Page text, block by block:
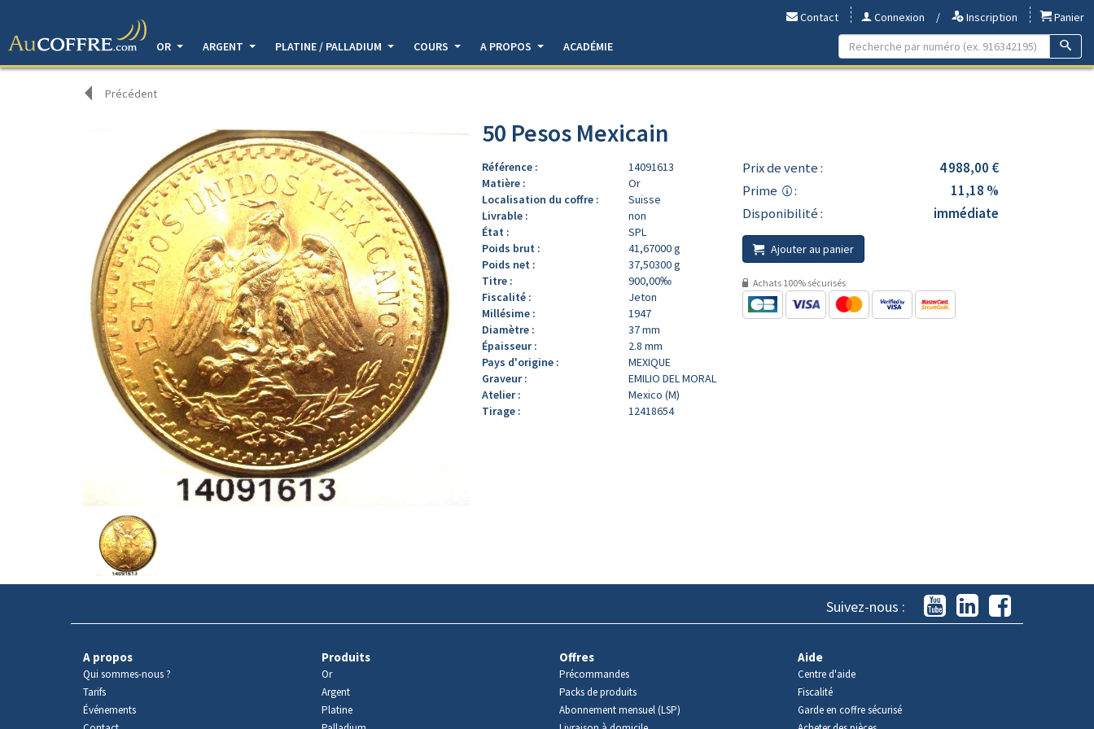
Contact Connexion / Inscription
Panier
OR
ARGENT PLATINE / PALLADIUM COURS A PROPOS ACADÉMIE
Précédent
produit
50 Pesos Mexicain
Référence :
14091613
Matière :
Or
Localisation du coffre :
Suisse
Livrable :
non
État :
SPL
Poids brut :
41,67000 g
Poids net :
37,50300 g
Titre :
900,00‰
Fiscalité :
Jeton
Millésime :
1947
Diamètre :
37 mm
Épaisseur :
2.8 mm
Pays d'origine :
MEXIQUE
Graveur :
EMILIO DEL MORAL
Atelier :
Mexico (M)
Tirage :
12418654
Prix de vente :
4 988,00 €
Prime
:
11,18 %
Disponibilité :
immédiate
Ajouter au panier
Achats 100% sécurisés
Suivez-nous :
A propos
Qui sommes-nous ?
Tarifs
Événements
Produits
Or
Argent
Platine
Offres
Précommandes
Packs de produits
Abonnement mensuel (LSP)
Aide
Centre d'aide
Fiscalité
Garde en coffre sécurisé